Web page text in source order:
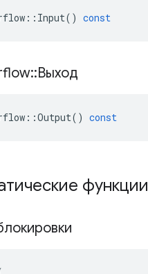
:: Input() const
::Выход
::Output() const
функции